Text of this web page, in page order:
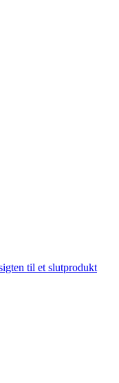
til et slutprodukt